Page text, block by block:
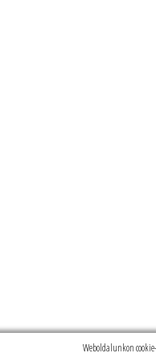
Weboldalunkon